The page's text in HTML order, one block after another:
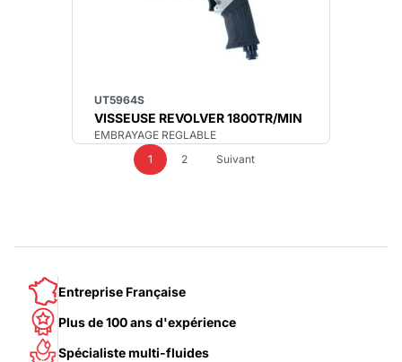
UT5964S
VISSEUSE REVOLVER 1800TR/MIN
EMBRAYAGE REGLABLE
1
2 Suivant
Entreprise Française
Plus de 100 ans d'expérience
Spécialiste multi-fluides